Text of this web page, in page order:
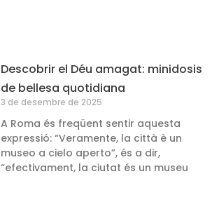
Descobrir el Déu amagat: minidosis
de bellesa quotidiana
3 de desembre de 2025
A Roma és freqüent sentir aquesta
expressió: “Veramente, la città è un
museo a cielo aperto”, és a dir,
“efectivament, la ciutat és un museu